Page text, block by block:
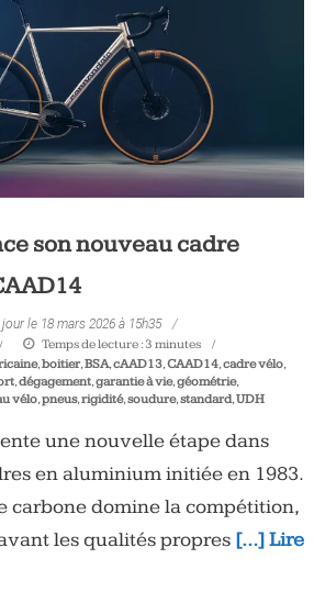
son nouveau cadre
le 18 mars 2026 à 15h35
Temps de lecture :3 minutes
,boitier,BSA,cAAD13,CAAD14,cadre vélo,
,dégagement,garantie à vie,géométrie,
vélo,pneus,rigidité,soudure,standard,UDH
une nouvelle étape dans
en aluminium initiée en 1983.
carbone domine la compétition,
les qualités propres […] Lire